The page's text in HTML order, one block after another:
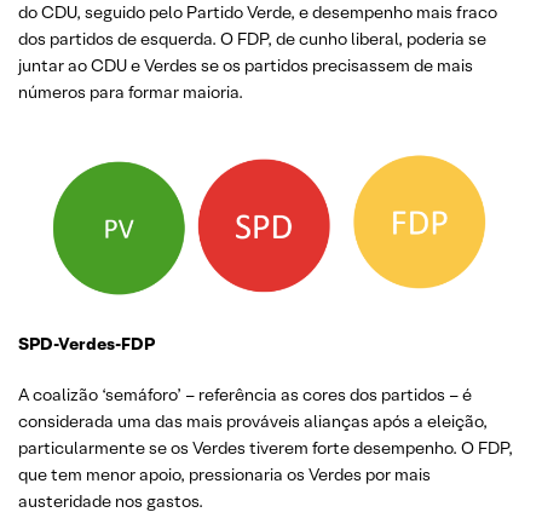
do CDU, seguido pelo Partido Verde, e desempenho mais fraco
dos partidos de esquerda. O FDP, de cunho liberal, poderia se
juntar ao CDU e Verdes se os partidos precisassem de mais
números para formar maioria.
SPD-Verdes-FDP
A coalizão ‘semáforo’ – referência as cores dos partidos – é
considerada uma das mais prováveis alianças após a eleição,
particularmente se os Verdes tiverem forte desempenho. O FDP,
que tem menor apoio, pressionaria os Verdes por mais
austeridade nos gastos.